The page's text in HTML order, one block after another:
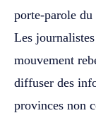
porte-parole
Les
mouvement
diffuser des
provinces non